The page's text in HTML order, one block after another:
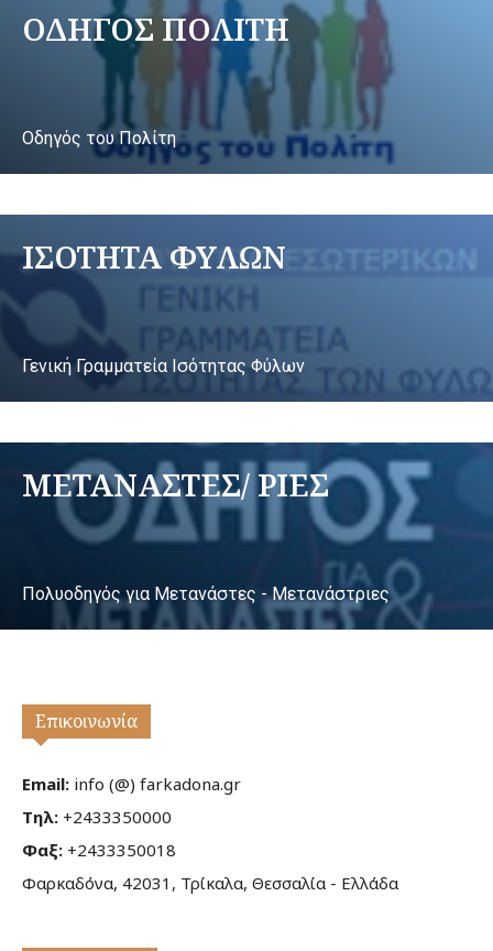
ΟΔΗΓΟΣ ΠΟΛΙΤΗ
Οδηγός του Πολίτη
ΙΣΟΤΗΤΑ ΦΥΛΩΝ
Γενική Γραμματεία Ισότητας Φύλων
ΜΕΤΑΝΑΣΤΕΣ/ ΡΙΕΣ
Πολυοδηγός για Μετανάστες - Μετανάστριες
Επικοινωνία
Email: info (@) farkadona.gr
Τηλ: +2433350000
Φαξ: +2433350018
Φαρκαδόνα, 42031, Τρίκαλα, Θεσσαλία - Ελλάδα